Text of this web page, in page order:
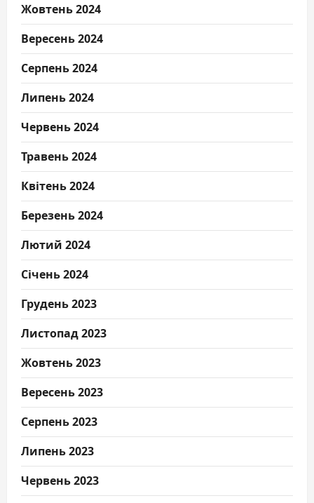
Жовтень 2024
Вересень 2024
Серпень 2024
Липень 2024
Червень 2024
Травень 2024
Квітень 2024
Березень 2024
Лютий 2024
Січень 2024
Грудень 2023
Листопад 2023
Жовтень 2023
Вересень 2023
Серпень 2023
Липень 2023
Червень 2023